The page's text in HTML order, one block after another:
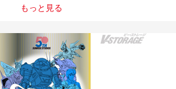
もっと見る